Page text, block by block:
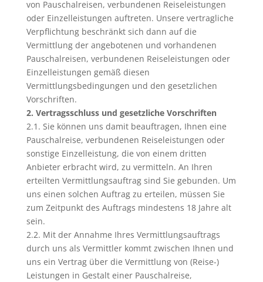
von Pauschalreisen, verbundenen Reiseleistungen
oder Einzelleistungen auftreten. Unsere vertragliche
Verpflichtung beschränkt sich dann auf die
Vermittlung der angebotenen und vorhandenen
Pauschalreisen, verbundenen Reiseleistungen oder
Einzelleistungen gemäß diesen
Vermittlungsbedingungen und den gesetzlichen
Vorschriften.
2. Vertragsschluss und gesetzliche Vorschriften
2.1. Sie können uns damit beauftragen, Ihnen eine
Pauschalreise, verbundenen Reiseleistungen oder
sonstige Einzelleistung, die von einem dritten
Anbieter erbracht wird, zu vermitteln. An Ihren
erteilten Vermittlungsauftrag sind Sie gebunden. Um
uns einen solchen Auftrag zu erteilen, müssen Sie
zum Zeitpunkt des Auftrags mindestens 18 Jahre alt
sein.
2.2. Mit der Annahme Ihres Vermittlungsauftrags
durch uns als Vermittler kommt zwischen Ihnen und
uns ein Vertrag über die Vermittlung von (Reise-)
Leistungen in Gestalt einer Pauschalreise,